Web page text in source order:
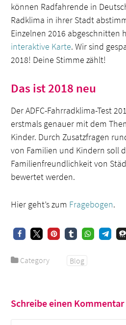
können Radfahrende in
Radklima in ihrer Stadt
Einzelnen 2016 abgeschnitten
interaktive Karte. Wir sind
2018! Deine Stimme zählt!
Das ist 2018 neu
Der ADFC-Fahrradklima-Test
erstmals genauer mit dem
Kinder. Durch Zusatzfragen
von Familien und Kindern soll
Familienfreundlichkeit von
bewertet werden.
Hier geht’s zum Fragebogen.
Category Blog
Schreibe einen Kommentar